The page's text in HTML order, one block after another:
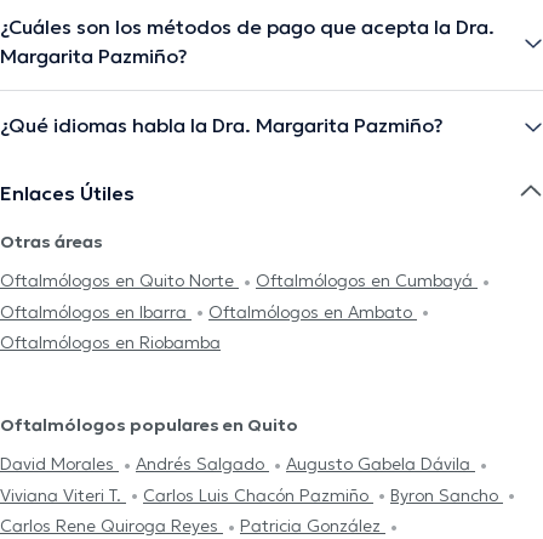
¿Cuáles son los métodos de pago que acepta la Dra.
Margarita Pazmiño?
¿Qué idiomas habla la Dra. Margarita Pazmiño?
Enlaces Útiles
Otras áreas
Oftalmólogos en Quito Norte
Oftalmólogos en Cumbayá
Oftalmólogos en Ibarra
Oftalmólogos en Ambato
Oftalmólogos en Riobamba
Oftalmólogos populares en Quito
David Morales
Andrés Salgado
Augusto Gabela Dávila
Viviana Viteri T.
Carlos Luis Chacón Pazmiño
Byron Sancho
Carlos Rene Quiroga Reyes
Patricia González